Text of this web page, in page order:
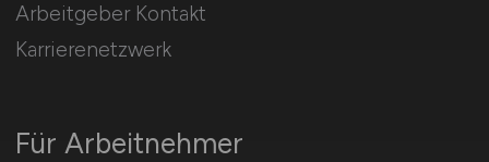
Für Arbeitnehmer
Arbeitgeber Kontakt
Karrierenetzwerk